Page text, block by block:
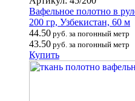
Вафельное полотно в
200 гр, Узбекистан, 60 м
44.50 руб. за погонный метр
43.50 руб. за погонный метр
Купить